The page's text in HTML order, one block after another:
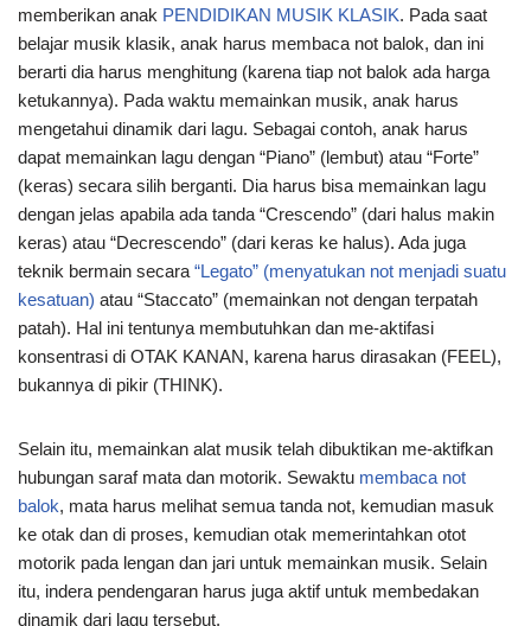
memberikan anak PENDIDIKAN MUSIK KLASIK. Pada saat
belajar musik klasik, anak harus membaca not balok, dan ini
berarti dia harus menghitung (karena tiap not balok ada harga
ketukannya). Pada waktu memainkan musik, anak harus
mengetahui dinamik dari lagu. Sebagai contoh, anak harus
dapat memainkan lagu dengan “Piano” (lembut) atau “Forte”
(keras) secara silih berganti. Dia harus bisa memainkan lagu
dengan jelas apabila ada tanda “Crescendo” (dari halus makin
keras) atau “Decrescendo” (dari keras ke halus). Ada juga
teknik bermain secara “Legato” (menyatukan not menjadi suatu
kesatuan) atau “Staccato” (memainkan not dengan terpatah
patah). Hal ini tentunya membutuhkan dan me-aktifasi
konsentrasi di OTAK KANAN, karena harus dirasakan (FEEL),
bukannya di pikir (THINK).
Selain itu, memainkan alat musik telah dibuktikan me-aktifkan
hubungan saraf mata dan motorik. Sewaktu membaca not
balok, mata harus melihat semua tanda not, kemudian masuk
ke otak dan di proses, kemudian otak memerintahkan otot
motorik pada lengan dan jari untuk memainkan musik. Selain
itu, indera pendengaran harus juga aktif untuk membedakan
dinamik dari lagu tersebut.